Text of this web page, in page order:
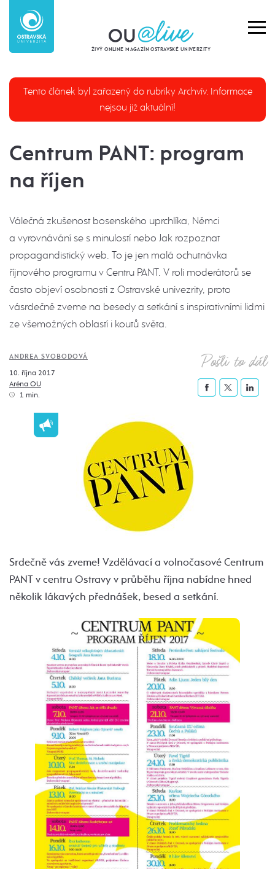
ŽIVÝ ONLINE MAGAZÍN OSTRAVSKÉ UNIVERZITY
Tento článek byl zařazený do rubriky Archvív. Informace
nejsou již aktuální!
Centrum PANT: program
na říjen
Válečná zkušenost bosenského uprchlíka, Němci
a vyrovnávání se s minulostí nebo Jak rozpoznat
propagandistický web. To je jen malá ochutnávka
říjnového programu v Centru PANT. V roli moderátorů se
často objeví osobnosti z Ostravské univezrity, proto
vásrdečně zveme na besedy a setkání s inspirativními lidmi
ze všemožných oblastí i koutů světa.
ANDREA SVOBODOVÁ
10. října 2017
Aréna OU
1 min.
Pošli to dál
Srdečně vás zveme! Vzdělávací a volnočasové Centrum
PANT v centru Ostravy v průběhu října nabídne hned
několik lákavých přednášek, besed a setkání.